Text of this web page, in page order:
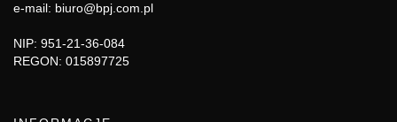
e-mail: biuro@bpj.com.pl
NIP: 951-21-36-084
REGON: 015897725